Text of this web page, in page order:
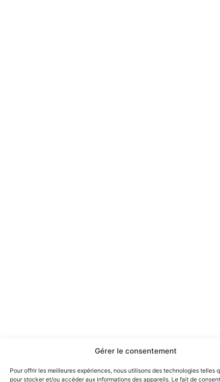
Gérer le consentement
Pour offrir les meilleures expériences, nous utilisons des technologies telles
pour stocker et/ou accéder aux informations des appareils. Le fait de